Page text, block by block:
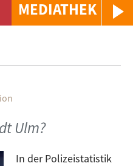
MEDIATHEK
Ulm?
In der Polizeistatistik